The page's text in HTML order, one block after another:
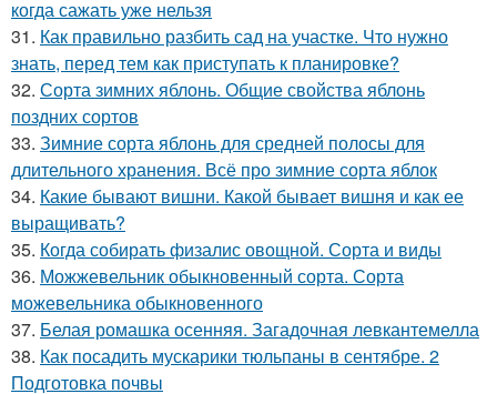
когда сажать уже нельзя
31. Как правильно разбить сад на участке. Что нужно
знать, перед тем как приступать к планировке?
32. Сорта зимних яблонь. Общие свойства яблонь
поздних сортов
33. Зимние сорта яблонь для средней полосы для
длительного хранения. Всё про зимние сорта яблок
34. Какие бывают вишни. Какой бывает вишня и как ее
выращивать?
35. Когда собирать физалис овощной. Сорта и виды
36. Можжевельник обыкновенный сорта. Сорта
можевельника обыкновенного
37. Белая ромашка осенняя. Загадочная левкантемелла
38. Как посадить мускарики тюльпаны в сентябре. 2
Подготовка почвы